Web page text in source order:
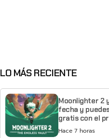
LO MÁS RECIENTE
Moonlighter 2
fecha y
gratis con el
Hace 7 horas